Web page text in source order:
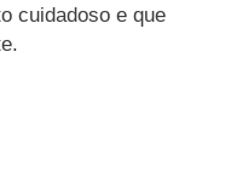
cuidadoso e que